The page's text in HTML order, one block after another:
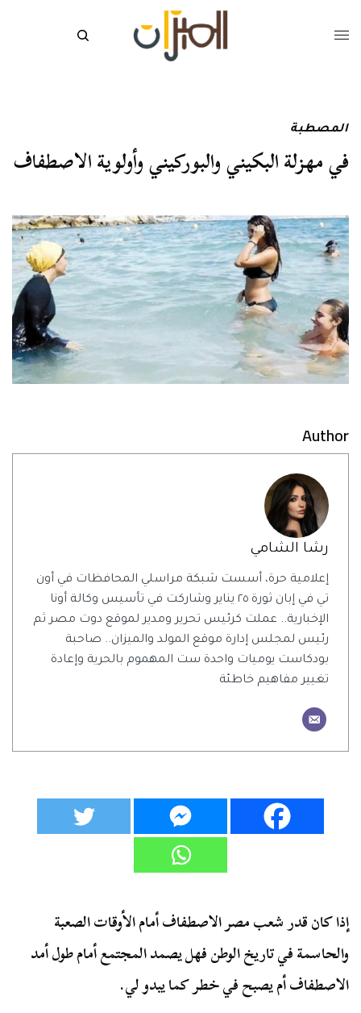
المصطبة
في مهزلة البكيني والبوركيني وأولوية الاصطفاف
Author
رشا الشامي
إعلامية حرة، أسست شبكة مراسلي المحافظات في أون
تي في إبان ثورة ٢٥ يناير وشاركت في تأسيس وكالة أونا
الإخبارية.. عملت كرئيس تحرير ومدير لموقع دوت مصر ثم
رئيس لمجلس إدارة موقع المولد والميزان.. صاحبة
بودكاست يوميات واحدة ست المهموم بالحرية وإعادة
تغيير مفاهيم خاطئة
إذا كان قدر شعب مصر الاصطفاف أمام الأوقات الصعبة
والحاسمة في تاريخ الوطن فهل يصمد المجتمع أمام طول أمد
الاصطفاف أم يصبح في خطر كما يبدو لي.